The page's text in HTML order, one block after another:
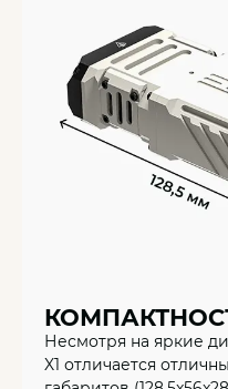
Несмотря на яркие
X1 отличается
МЕДИА-ЦЕНТР
КОНТАКТЫ:
+7 499 397-71-34
+7 929 554-71-84
г. Москва, 3-й
Время работы с 9:00 до